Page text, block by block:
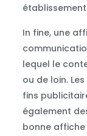
In fine, une
lequel le
ou de loin.
fins
également
bonne affiche